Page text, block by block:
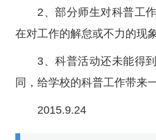
2、部分师生对科普工
在对工作的解怠或不力的现象
3、科普活动还未能得
同，给学校的科普工作带来
2015.9.24